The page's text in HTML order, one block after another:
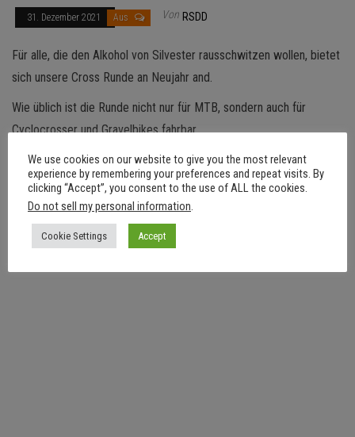
31. Dezember 2021 Aus Von RSDD
Für alle, die den Alkohol von Silvester rausschwitzen wollen, bietet
sich unsere Cross Runde an Neujahr and.
Wie üblich ist die Runde nicht nur für MTB, sondern auch für
Cyclocrosser und Gravelbikes fahrbar.
Kurze Erinnerung: der Start ist wie üblich um 13:30 Uhr am
Schulparkplatz in Dinkelscherben.
We use cookies on our website to give you the most relevant
experience by remembering your preferences and repeat visits. By
clicking “Accept”, you consent to the use of ALL the cookies.
Do not sell my personal information.
Cookie Settings Accept